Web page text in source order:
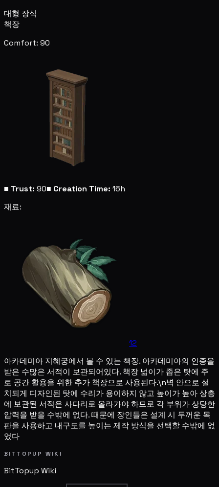
대형 장식
책장
Comfort: 90
■ Trust: 90■ Creation Time: 16h
재료:
12
아카데미아 지혜궁에서 볼 수 있는 책장. 아카데미아의 인증을
받은 수많은 서적이 보관되어있다. 책장 넓이가 좁은 탓에 주
로 공간 활용을 위한 추가 책장으로 사용된다.\n벽 안으로 설
치되게 디자인된 탓에 수리가 용이하지 않고 높이가 높아 상층
에 보관된 서적은 사다리로 올라가야 하므로 각 부위가 상당한
압력을 받을 수밖에 없다. 때문에 장인들은 설계 시 두꺼운 목
판을 사용하고 내구도를 높이는 제작 방식을 선택할 수밖에 없
었다
BITTOPUP WIKI
BitTopup Wiki